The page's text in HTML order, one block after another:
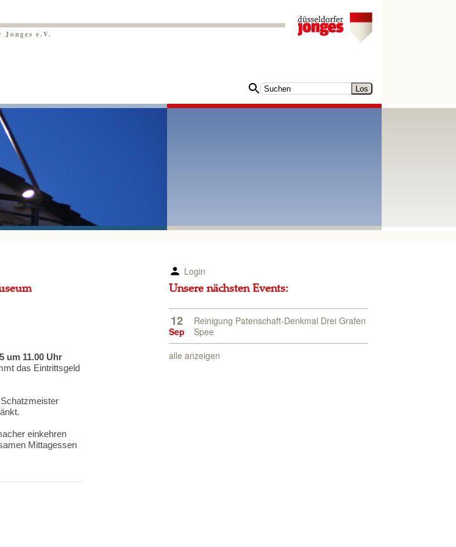
e.V.
Login
Unsere nächsten Events:
12
Sep
Reinigung Patenschaft-Denkmal Drei Grafen
Spee
alle anzeigen
um 11.00 Uhr
das Eintrittsgeld
einkehren
Mittagessen